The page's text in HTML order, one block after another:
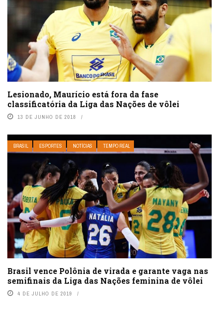
Lesionado, Maurício está fora da fase
classificatória da Liga das Nações de vôlei
13 DE JUNHO DE 2018
BRASIL ESPORTES NOTÍCIAS TEMPO REAL
Brasil vence Polônia de virada e garante vaga nas
semifinais da Liga das Nações feminina de vôlei
4 DE JULHO DE 2019